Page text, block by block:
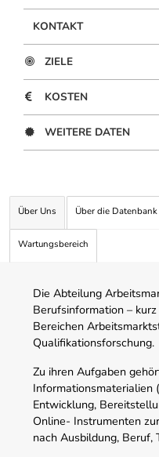
KONTAKT
ZIELE
KOSTEN
WEITERE DATEN
Über Uns Über die Datenbank
Wartungsbereich
Die Abteilung
Berufsinformation –
Bereichen
Qualifikationsforschung.
Zu ihren Aufgaben
Informationsmaterialien
Entwicklung,
Online- Instrumenten
nach Ausbildung, Beruf,